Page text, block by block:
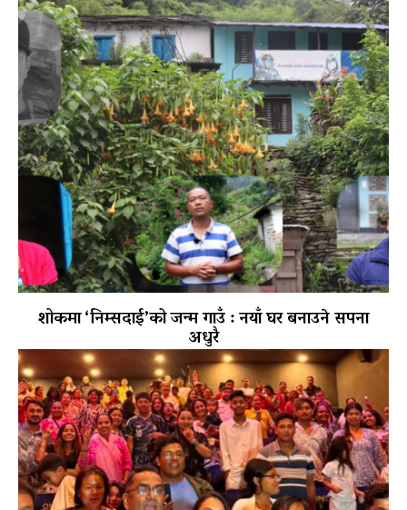
शोकमा ‘निम्सदाई’को जन्म गाउँ : नयाँ घर बनाउने सपना
अधुरै